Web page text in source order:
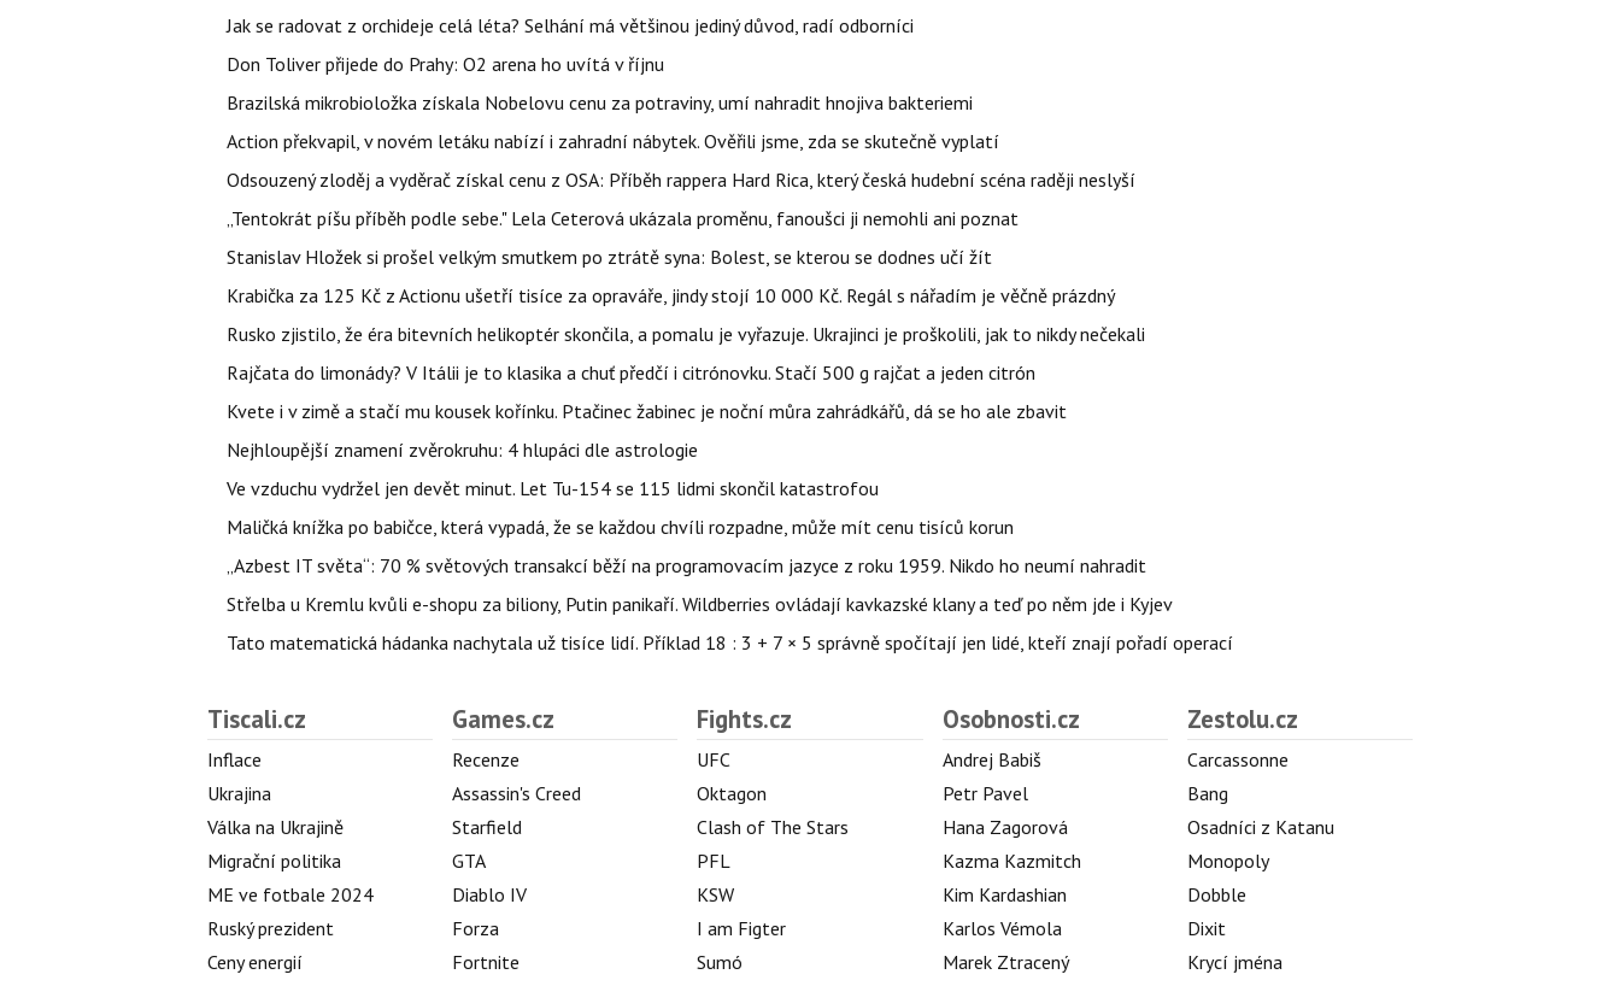
Jak se radovat z orchideje celá léta? Selhání má většinou jediný důvod, radí odborníci
Don Toliver přijede do Prahy: O2 arena ho uvítá v říjnu
Brazilská mikrobioložka získala Nobelovu cenu za potraviny, umí nahradit hnojiva bakteriemi
Action překvapil, v novém letáku nabízí i zahradní nábytek. Ověřili jsme, zda se skutečně vyplatí
Odsouzený zloděj a vyděrač získal cenu z OSA: Příběh rappera Hard Rica, který česká hudební scéna raději neslyší
„Tentokrát píšu příběh podle sebe." Lela Ceterová ukázala proměnu, fanoušci ji nemohli ani poznat
Stanislav Hložek si prošel velkým smutkem po ztrátě syna: Bolest, se kterou se dodnes učí žít
Krabička za 125 Kč z Actionu ušetří tisíce za opraváře, jindy stojí 10 000 Kč. Regál s nářadím je věčně prázdný
Rusko zjistilo, že éra bitevních helikoptér skončila, a pomalu je vyřazuje. Ukrajinci je proškolili, jak to nikdy nečekali
Rajčata do limonády? V Itálii je to klasika a chuť předčí i citrónovku. Stačí 500 g rajčat a jeden citrón
Kvete i v zimě a stačí mu kousek kořínku. Ptačinec žabinec je noční můra zahrádkářů, dá se ho ale zbavit
Nejhloupější znamení zvěrokruhu: 4 hlupáci dle astrologie
Ve vzduchu vydržel jen devět minut. Let Tu-154 se 115 lidmi skončil katastrofou
Maličká knížka po babičce, která vypadá, že se každou chvíli rozpadne, může mít cenu tisíců korun
„Azbest IT světa“: 70 % světových transakcí běží na programovacím jazyce z roku 1959. Nikdo ho neumí nahradit
Střelba u Kremlu kvůli e-shopu za biliony, Putin panikaří. Wildberries ovládají kavkazské klany a teď po něm jde i Kyjev
Tato matematická hádanka nachytala už tisíce lidí. Příklad 18 : 3 + 7 × 5 správně spočítají jen lidé, kteří znají pořadí operací
Tiscali.cz
Inflace
Ukrajina
Válka na Ukrajině
Migrační politika
ME ve fotbale 2024
Ruský prezident
Ceny energií
Games.cz
Recenze
Assassin's Creed
Starfield
GTA
Diablo IV
Forza
Fortnite
Fights.cz
UFC
Oktagon
Clash of The Stars
PFL
KSW
I am Figter
Sumó
Osobnosti.cz
Andrej Babiš
Petr Pavel
Hana Zagorová
Kazma Kazmitch
Kim Kardashian
Karlos Vémola
Marek Ztracený
Zestolu.cz
Carcassonne
Bang
Osadníci z Katanu
Monopoly
Dobble
Dixit
Krycí jména